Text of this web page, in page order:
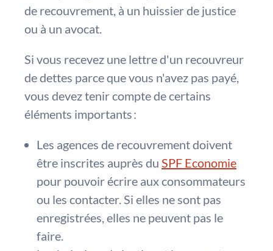
de recouvrement, à un huissier de justice
ou à un avocat.
Si vous recevez une lettre d'un recouvreur
de dettes parce que vous n'avez pas payé,
vous devez tenir compte de certains
éléments importants :
Les agences de recouvrement doivent
être inscrites auprès du SPF Economie
pour pouvoir écrire aux consommateurs
ou les contacter. Si elles ne sont pas
enregistrées, elles ne peuvent pas le
faire.